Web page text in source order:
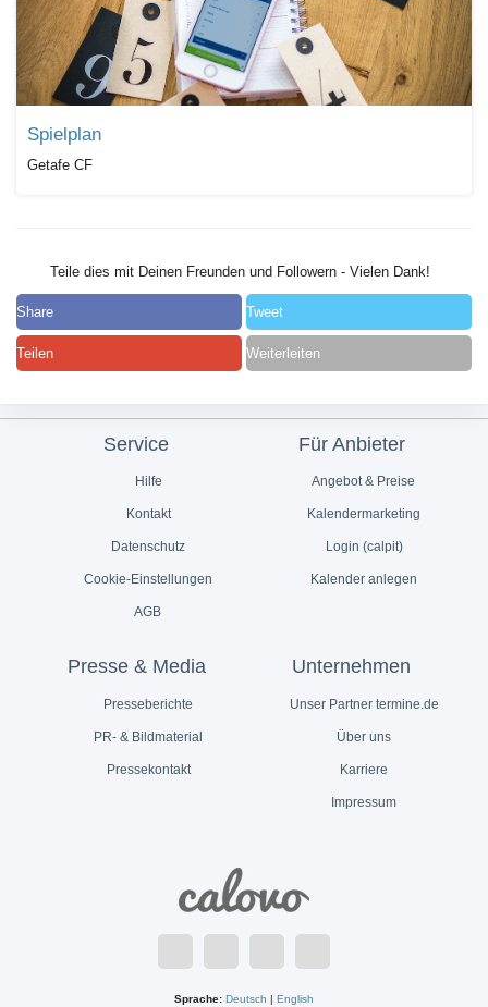
Spielplan
Getafe CF
Teile dies mit Deinen Freunden und Followern - Vielen Dank!
Share Tweet
Teilen Weiterleiten
Service
Hilfe
Kontakt
Datenschutz
Cookie-Einstellungen
AGB
Für Anbieter
Angebot & Preise
Kalendermarketing
Login (calpit)
Kalender anlegen
Presse & Media
Presseberichte
PR- & Bildmaterial
Pressekontakt
Unternehmen
Unser Partner termine.de
Über uns
Karriere
Impressum
Sprache: Deutsch | English